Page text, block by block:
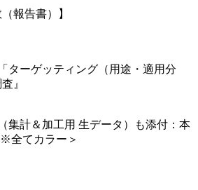
報告書）】
ターゲッティング（用途・適用分
』
集計＆加工用 生データ）も添付：本
全てカラー＞